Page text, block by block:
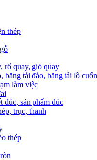
thép
rổ quay, giỏ quay
băng tải đảo, băng tải lô cuốn
làm việc
đúc, sản phẩm đúc
trục, thanh
thép